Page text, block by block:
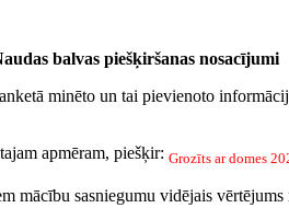
balvas piešķiršanas nosacījumi
minēto un tai pievienoto
apmēram, piešķir: Grozīts ar domes
sasniegumu vidējais